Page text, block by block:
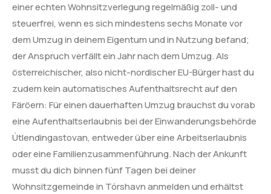
einer echten Wohnsitzverlegung regelmäßig zoll- und
steuerfrei, wenn es sich mindestens sechs Monate vor
dem Umzug in deinem Eigentum und in Nutzung befand;
der Anspruch verfällt ein Jahr nach dem Umzug. Als
österreichischer, also nicht-nordischer EU-Bürger hast du
zudem kein automatisches Aufenthaltsrecht auf den
Färöern: Für einen dauerhaften Umzug brauchst du vorab
eine Aufenthaltserlaubnis bei der Einwanderungsbehörde
Útlendingastovan, entweder über eine Arbeitserlaubnis
oder eine Familienzusammenführung. Nach der Ankunft
musst du dich binnen fünf Tagen bei deiner
Wohnsitzgemeinde in Tórshavn anmelden und erhältst